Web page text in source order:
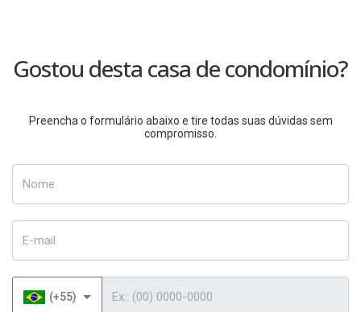
Gostou desta casa de condomínio?
Preencha o formulário abaixo e tire todas suas dúvidas sem
compromisso.
(+55)